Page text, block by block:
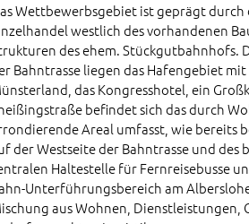
Wettbewerbsgebiet ist geprägt
westlich des vorhandenen
des ehem. Stückgutbahnhofs.
Bahntrasse liegen das Hafengebiet
das Kongresshotel, ein
befindet sich das durch
Areal umfasst, wie bereits
der Westseite der Bahntrasse und
Haltestelle für Fernreisebusse
Unterführungsbereich am
aus Wohnen, Dienstleistungen,